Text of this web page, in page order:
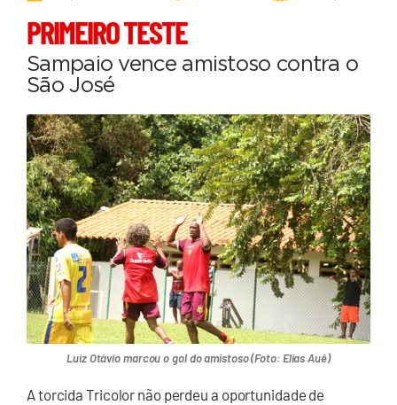
PRIMEIRO TESTE
Sampaio vence amistoso contra o
São José
Luiz Otávio marcou o gol do amistoso (Foto: Elias Auê)
A torcida Tricolor não perdeu a oportunidade de